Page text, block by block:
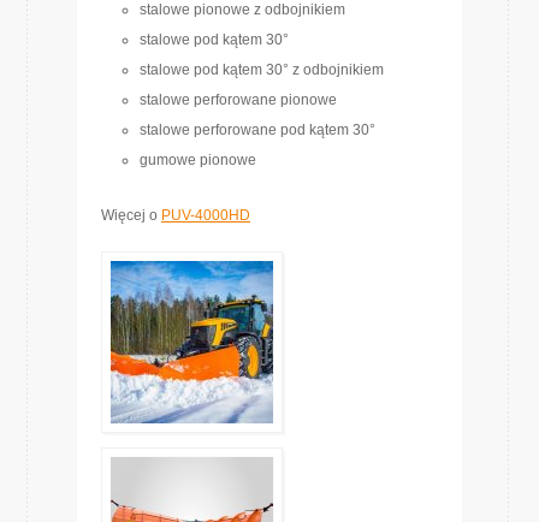
stalowe pionowe z odbojnikiem
stalowe pod kątem 30°
stalowe pod kątem 30° z odbojnikiem
stalowe perforowane pionowe
stalowe perforowane pod kątem 30°
gumowe pionowe
Więcej o PUV-4000HD